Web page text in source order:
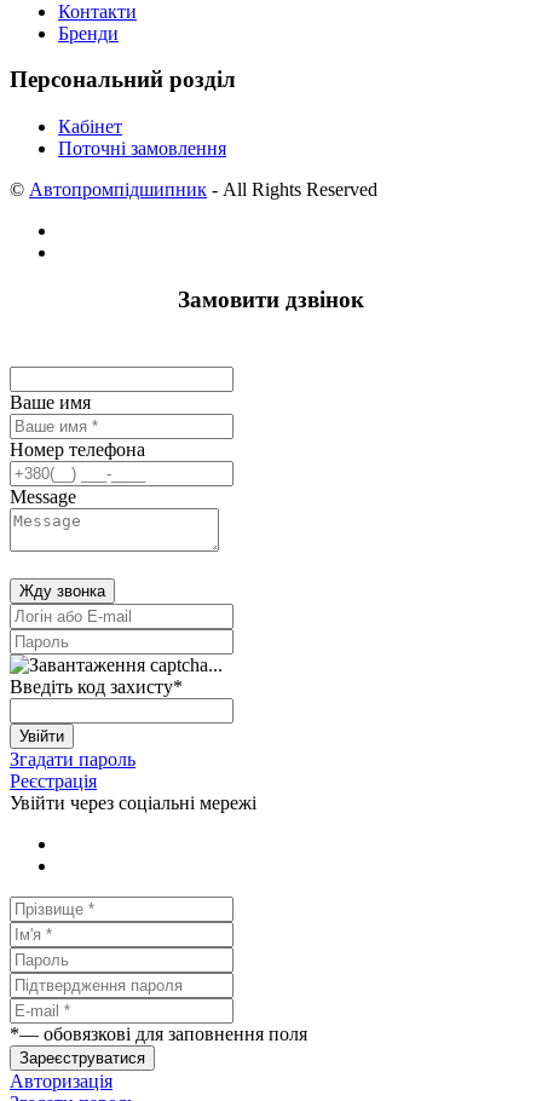
Контакти
Бренди
Персональний розділ
Кабінет
Поточні замовлення
© Автопромпідшипник - All Rights Reserved
Замовити дзвінок
Ваше имя
Номер телефона
Message
Жду звонка
Введіть код захисту*
Увійти
Згадати пароль
Реєстрація
Увійти через соціальні мережі
*— обовязкові для заповнення поля
Зареєструватися
Авторизація